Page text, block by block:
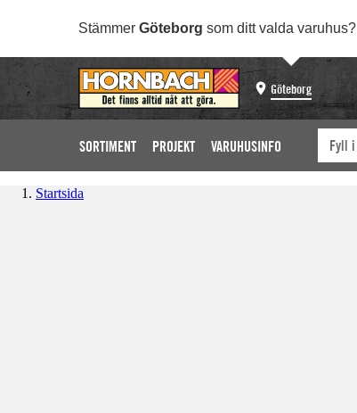
Stämmer Göteborg som ditt valda varuhus?
Göteborg
SORTIMENT PROJEKT VARUHUSINFO
Startsida